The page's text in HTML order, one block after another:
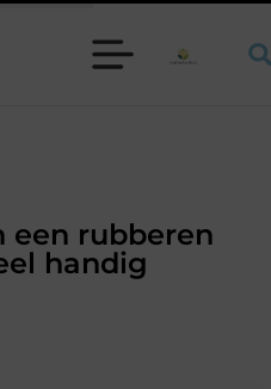
onmisbaar is bij veel
een rubberen
handig